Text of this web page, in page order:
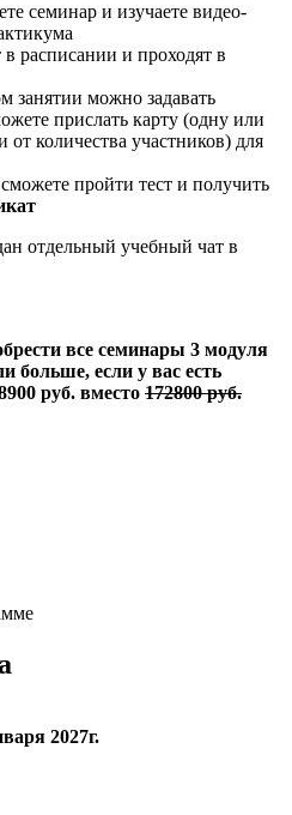
семинар и изучаете видео-
расписании и проходят в
занятии можно задавать
прислать карту (одну или
от количества участников) для
пройти тест и получить
отдельный учебный чат в
все семинары 3 модуля
больше, если у вас есть
руб. вместо 172800 руб.
2027г.